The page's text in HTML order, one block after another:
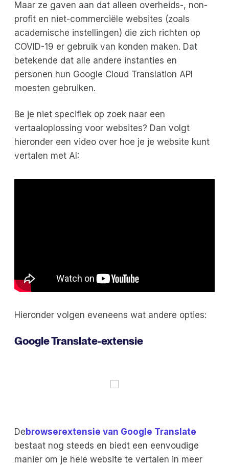
Maar ze gaven aan dat alleen overheids-, non-
profit en niet-commerciële websites (zoals
academische instellingen) die zich richten op
COVID-19 er gebruik van konden maken. Dat
betekende dat alle andere instanties en
personen hun Google Cloud Translation API
moesten gebruiken.
Be je niet specifiek op zoek naar een
vertaaloplossing voor websites? Dan volgt
hieronder een video over hoe je je website kunt
vertalen met AI:
Hieronder volgen eveneens wat andere opties:
Google Translate-extensie
Debrowserextensie van Google Translate
bestaat nog steeds en biedt een eenvoudige
manier om je hele website te vertalen in meer